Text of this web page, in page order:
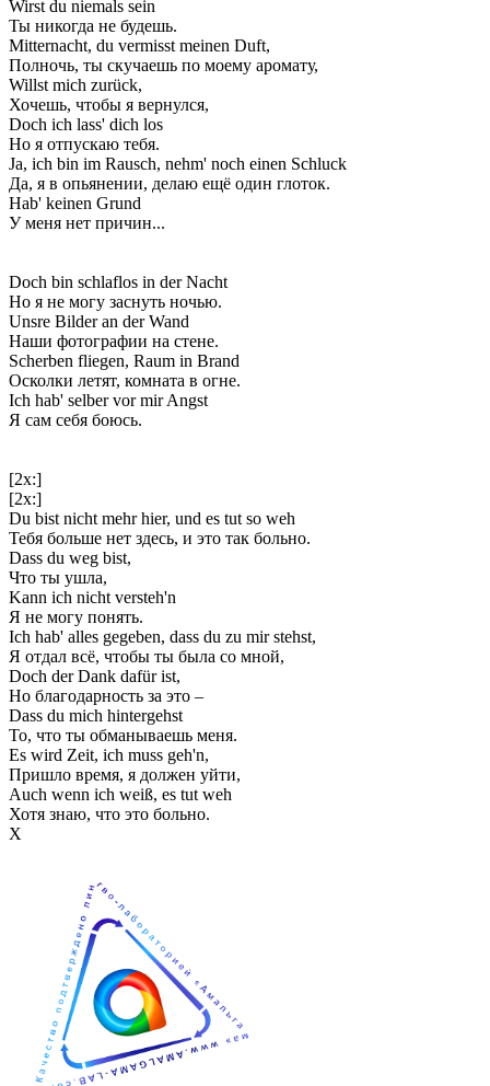
Wirst du niemals sein
Ты никогда не будешь.
Mitternacht, du vermisst meinen Duft,
Полночь, ты скучаешь по моему аромату,
Willst mich zurück,
Хочешь, чтобы я вернулся,
Doch ich lass' dich los
Но я отпускаю тебя.
Ja, ich bin im Rausch, nehm' noch einen Schluck
Да, я в опьянении, делаю ещё один глоток.
Hab' keinen Grund
У меня нет причин...
Doch bin schlaflos in der Nacht
Но я не могу заснуть ночью.
Unsre Bilder an der Wand
Наши фотографии на стене.
Scherben fliegen, Raum in Brand
Осколки летят, комната в огне.
Ich hab' selber vor mir Angst
Я сам себя боюсь.
[2x:]
[2x:]
Du bist nicht mehr hier, und es tut so weh
Тебя больше нет здесь, и это так больно.
Dass du weg bist,
Что ты ушла,
Kann ich nicht versteh'n
Я не могу понять.
Ich hab' alles gegeben, dass du zu mir stehst,
Я отдал всё, чтобы ты была со мной,
Doch der Dank dafür ist,
Но благодарность за это –
Dass du mich hintergehst
То, что ты обманываешь меня.
Es wird Zeit, ich muss geh'n,
Пришло время, я должен уйти,
Auch wenn ich weiß, es tut weh
Хотя знаю, что это больно.
Х